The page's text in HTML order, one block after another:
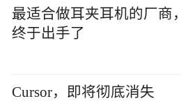
最适合做耳夹耳机的厂商，
终于出手了
Cursor，即将彻底消失